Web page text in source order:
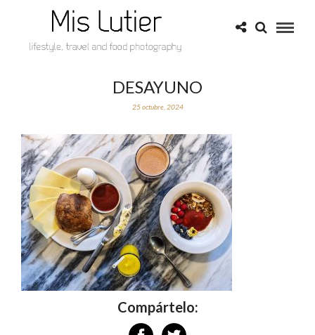
DESAYUNO
25 octubre, 2024
Compártelo: